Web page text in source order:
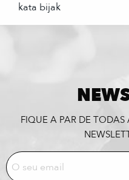
kata bijak
FIQUE A PAR DE